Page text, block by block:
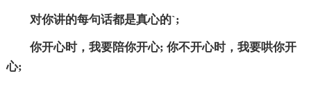
对你讲的每句话都是真心的`;
你开心时，我要陪你开心; 你不开心时，我要哄你开
心;